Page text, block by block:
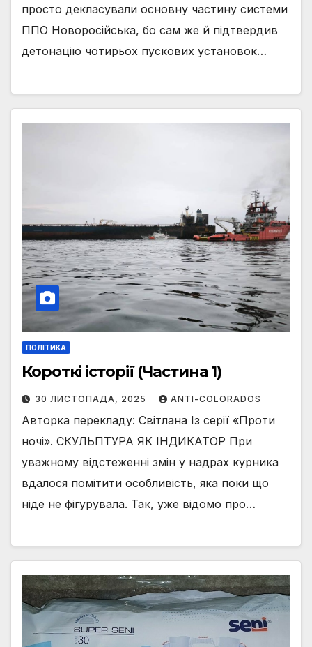
просто декласували основну частину системи
ППО Новоросійська, бо сам же й підтвердив
детонацію чотирьох пускових установок…
ПОЛІТИКА
Короткі історії (Частина 1)
30 ЛИСТОПАДА, 2025 ANTI-COLORADOS
Авторка перекладу: Світлана Із серії «Проти
ночі». СКУЛЬПТУРА ЯК ІНДИКАТОР При
уважному відстеженні змін у надрах курника
вдалося помітити особливість, яка поки що
ніде не фігурувала. Так, уже відомо про…